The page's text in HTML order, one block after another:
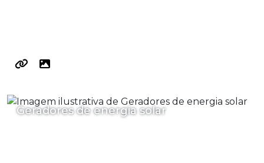
Geradores de energia solar